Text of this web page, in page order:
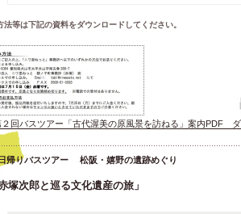
法等は下記の資料をダウンロードしてください。
２回バスツアー「古代渥美の原風景を訪ねる」案内PDF
帰りバスツアー 松阪・嬉野の遺跡めぐり
赤塚次郎と巡る文化遺産の旅」